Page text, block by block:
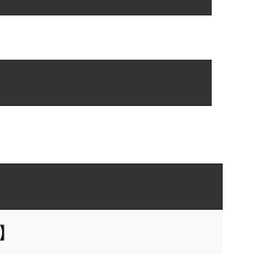
】